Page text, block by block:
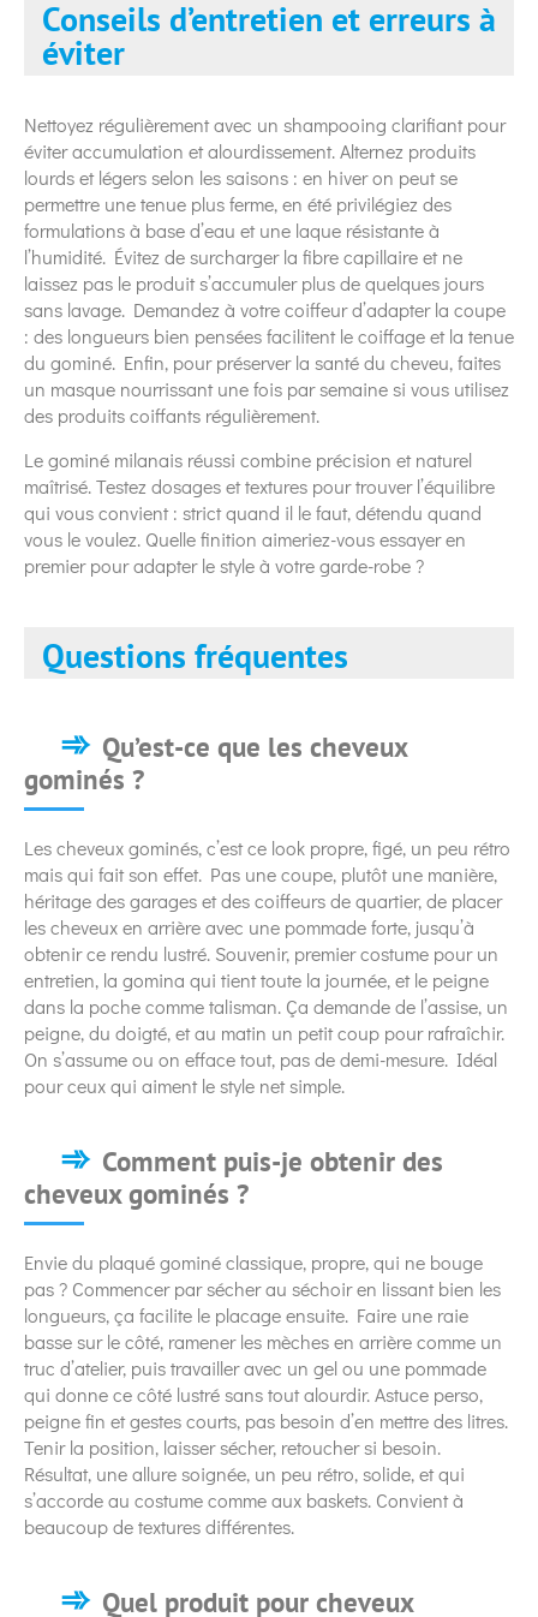
Conseils d’entretien et erreurs à
éviter
Nettoyez régulièrement avec un shampooing clarifiant pour
éviter accumulation et alourdissement. Alternez produits
lourds et légers selon les saisons : en hiver on peut se
permettre une tenue plus ferme, en été privilégiez des
formulations à base d’eau et une laque résistante à
l’humidité. Évitez de surcharger la fibre capillaire et ne
laissez pas le produit s’accumuler plus de quelques jours
sans lavage. Demandez à votre coiffeur d’adapter la coupe
: des longueurs bien pensées facilitent le coiffage et la tenue
du gominé. Enfin, pour préserver la santé du cheveu, faites
un masque nourrissant une fois par semaine si vous utilisez
des produits coiffants régulièrement.
Le gominé milanais réussi combine précision et naturel
maîtrisé. Testez dosages et textures pour trouver l’équilibre
qui vous convient : strict quand il le faut, détendu quand
vous le voulez. Quelle finition aimeriez-vous essayer en
premier pour adapter le style à votre garde-robe ?
Questions fréquentes
Qu’est-ce que les cheveux
gominés ?
Les cheveux gominés, c’est ce look propre, figé, un peu rétro
mais qui fait son effet. Pas une coupe, plutôt une manière,
héritage des garages et des coiffeurs de quartier, de placer
les cheveux en arrière avec une pommade forte, jusqu’à
obtenir ce rendu lustré. Souvenir, premier costume pour un
entretien, la gomina qui tient toute la journée, et le peigne
dans la poche comme talisman. Ça demande de l’assise, un
peigne, du doigté, et au matin un petit coup pour rafraîchir.
On s’assume ou on efface tout, pas de demi-mesure. Idéal
pour ceux qui aiment le style net simple.
Comment puis-je obtenir des
cheveux gominés ?
Envie du plaqué gominé classique, propre, qui ne bouge
pas ? Commencer par sécher au séchoir en lissant bien les
longueurs, ça facilite le placage ensuite. Faire une raie
basse sur le côté, ramener les mèches en arrière comme un
truc d’atelier, puis travailler avec un gel ou une pommade
qui donne ce côté lustré sans tout alourdir. Astuce perso,
peigne fin et gestes courts, pas besoin d’en mettre des litres.
Tenir la position, laisser sécher, retoucher si besoin.
Résultat, une allure soignée, un peu rétro, solide, et qui
s’accorde au costume comme aux baskets. Convient à
beaucoup de textures différentes.
Quel produit pour cheveux